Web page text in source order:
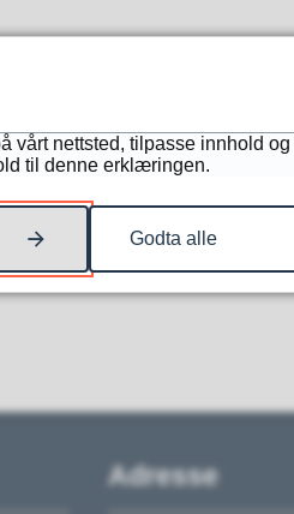
Adresse
nettsted, tilpasse innhold
til denne erklæringen.
Godta alle